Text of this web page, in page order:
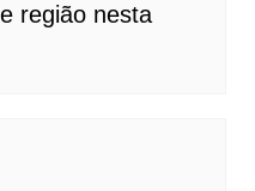
região nesta